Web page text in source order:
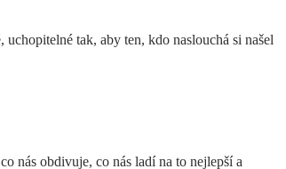
tak, aby ten, kdo naslouchá si našel
nás obdivuje, co nás ladí na to nejlepší a